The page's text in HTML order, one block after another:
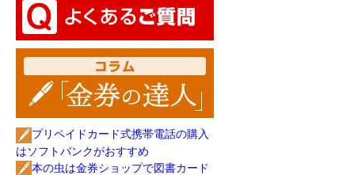
プリペイドカード式携帯電話の購入
はソフトバンクがおすすめ
本の虫は金券ショップで図書カード